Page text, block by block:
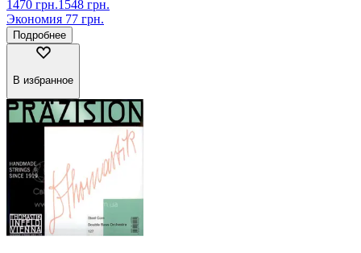
1470 грн.1548 грн.
Экономия 77 грн.
Подробнее
В избранное